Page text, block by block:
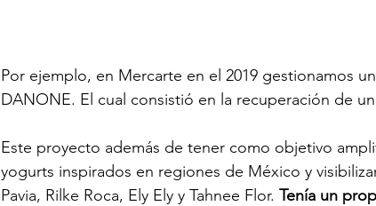
Por ejemplo, en Mercarte en el 2019 gestionamos
DANONE. El cual consistió en la recuperación de
Este proyecto además de tener como objetivo
yogurts inspirados en regiones de México y
Pavia, Rilke Roca, Ely Ely y Tahnee Flor. Tenía un